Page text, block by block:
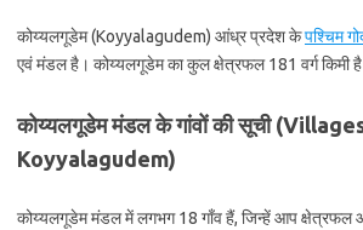
कोय्यलगूडेम (Koyyalagudem) आंध्र प्रदेश केपश्चिम
एवं मंडल है। कोय्यलगूडेम का कुल क्षेत्रफल 181 वर्ग किमी
कोय्यलगूडेम मंडल के गांवों की सूची
Koyyalagudem)
कोय्यलगूडेम मंडल में लगभग 18 गाँव हैं, जिन्हें आप क्षेत्रफल